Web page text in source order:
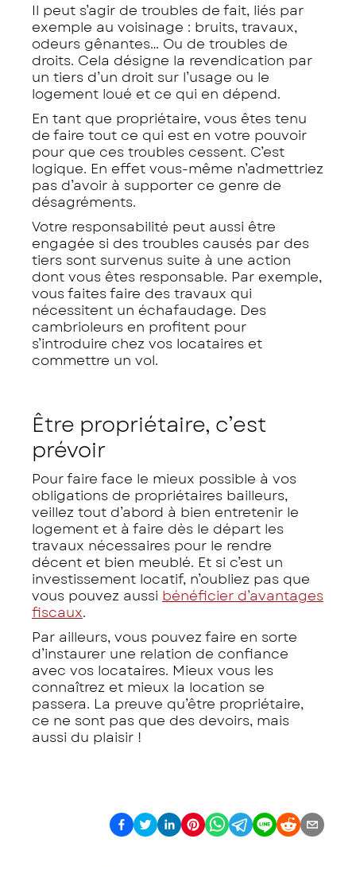
Il peut s’agir de troubles de fait, liés par
exemple au voisinage : bruits, travaux,
odeurs gênantes… Ou de troubles de
droits. Cela désigne la revendication par
un tiers d’un droit sur l’usage ou le
logement loué et ce qui en dépend.
En tant que propriétaire, vous êtes tenu
de faire tout ce qui est en votre pouvoir
pour que ces troubles cessent. C’est
logique. En effet vous-même n’admettriez
pas d’avoir à supporter ce genre de
désagréments.
Votre responsabilité peut aussi être
engagée si des troubles causés par des
tiers sont survenus suite à une action
dont vous êtes responsable. Par exemple,
vous faites faire des travaux qui
nécessitent un échafaudage. Des
cambrioleurs en profitent pour
s’introduire chez vos locataires et
commettre un vol.
Être propriétaire, c’est
prévoir
Pour faire face le mieux possible à vos
obligations de propriétaires bailleurs,
veillez tout d’abord à bien entretenir le
logement et à faire dès le départ les
travaux nécessaires pour le rendre
décent et bien meublé. Et si c’est un
investissement locatif, n’oubliez pas que
vous pouvez aussi bénéficier d’avantages
fiscaux.
Par ailleurs, vous pouvez faire en sorte
d’instaurer une relation de confiance
avec vos locataires. Mieux vous les
connaîtrez et mieux la location se
passera. La preuve qu’être propriétaire,
ce ne sont pas que des devoirs, mais
aussi du plaisir !